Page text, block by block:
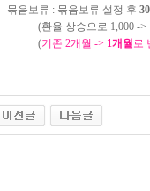
- 묶음보류 : 묶음보류 설정 후
(환율 상승으로 1,000 ->
(기존 2개월 -> 1개월로